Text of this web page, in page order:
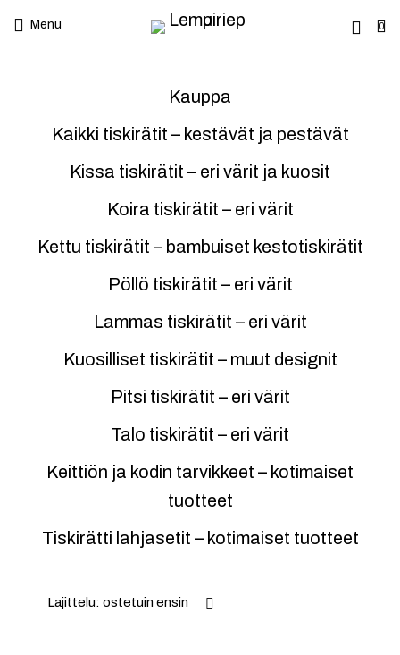
Menu 0
Kauppa
Kaikki tiskirätit – kestävät ja pestävät
Kissa tiskirätit – eri värit ja kuosit
Koira tiskirätit – eri värit
Kettu tiskirätit – bambuiset kestotiskirätit
Pöllö tiskirätit – eri värit
Lammas tiskirätit – eri värit
Kuosilliset tiskirätit – muut designit
Pitsi tiskirätit – eri värit
Talo tiskirätit – eri värit
Keittiön ja kodin tarvikkeet – kotimaiset
tuotteet
Tiskirätti lahjasetit – kotimaiset tuotteet
Lajittelu: ostetuin ensin